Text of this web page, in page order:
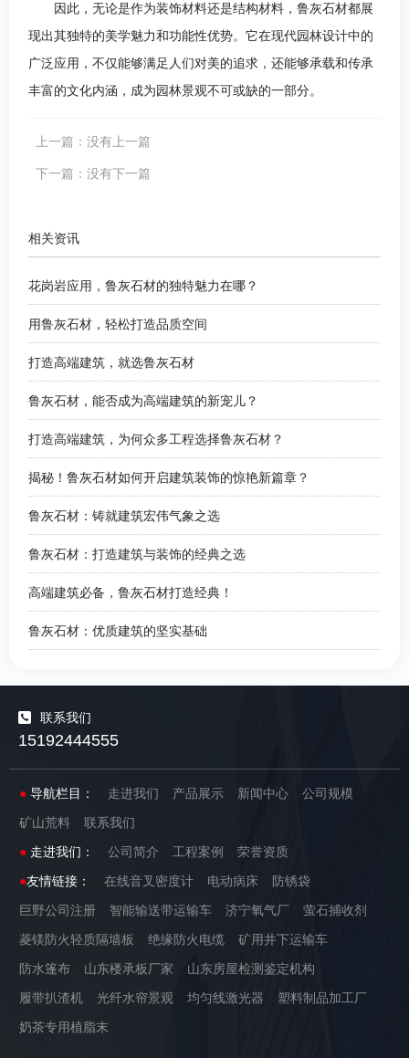
因此，无论是作为装饰材料还是结构材料，鲁灰石材都展
现出其独特的美学魅力和功能性优势。它在现代园林设计中的
广泛应用，不仅能够满足人们对美的追求，还能够承载和传承
丰富的文化内涵，成为园林景观不可或缺的一部分。
上一篇：没有上一篇
下一篇：没有下一篇
相关资讯
花岗岩应用，鲁灰石材的独特魅力在哪？
用鲁灰石材，轻松打造品质空间
打造高端建筑，就选鲁灰石材
鲁灰石材，能否成为高端建筑的新宠儿？
打造高端建筑，为何众多工程选择鲁灰石材？
揭秘！鲁灰石材如何开启建筑装饰的惊艳新篇章？
鲁灰石材：铸就建筑宏伟气象之选
鲁灰石材：打造建筑与装饰的经典之选
高端建筑必备，鲁灰石材打造经典！
鲁灰石材：优质建筑的坚实基础
联系我们
15192444555
●导航栏目： 走进我们 产品展示 新闻中心
公司规模
矿山荒料
联系我们
●走进我们： 公司简介 工程案例
荣誉资质
●友情链接： 在线音叉密度计 电动病床
防锈袋
巨野公司注册
智能输送带运输车 济宁氧气厂
萤石捕收剂
菱镁防火轻质隔墙板
绝缘防火电缆
矿用井下运输车
防水篷布
山东楼承板厂家
山东房屋检测鉴定机构
履带扒渣机
光纤水帘景观 均匀线激光器
塑料制品加工厂
奶茶专用植脂末